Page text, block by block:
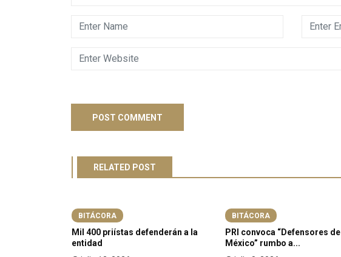
RELATED POST
BITÁCORA
Mil 400 priístas defenderán a la
entidad
BITÁCORA
PRI convoca “Defensores de
México” rumbo a...